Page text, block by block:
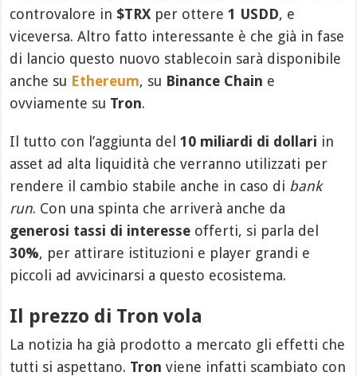
controvalore in $TRX per ottere1 USDD, e
viceversa. Altro fatto interessante è che già in fase
di lancio questo nuovo stablecoin sarà disponibile
anche su Ethereum, su Binance Chain e
ovviamente su Tron.
Il tutto con l’aggiunta del10 miliardi di dollari in
asset ad alta liquidità che verranno utilizzati per
rendere il cambio stabile anche in caso di bank
run. Con una spinta che arriverà anche da
generosi tassi di interesse offerti, si parla del
30%, per attirare istituzioni e player grandi e
piccoli ad avvicinarsi a questo ecosistema.
Il prezzo di Tron vola
La notizia ha già prodotto a mercato gli effetti che
tutti si aspettano. Tron viene infatti scambiato con